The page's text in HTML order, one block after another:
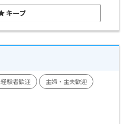
キープ
験者歓迎
主婦・主夫歓迎